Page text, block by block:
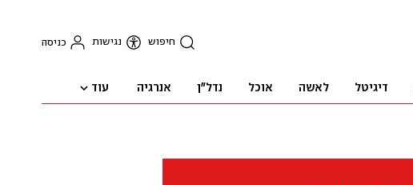
חיפוש נגישות כניסה
דיגיטל לאשה אוכל נדל"ן אנרגיה עוד